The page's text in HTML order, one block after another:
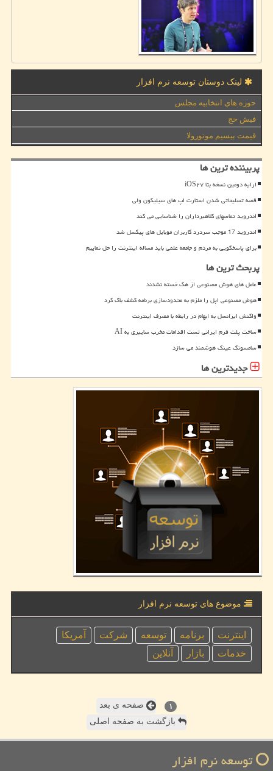
لینک دوستان توسعه نرم افزار
حوزه های انتخابیه مجلس
فیش حج
قیمت بیسیم موتورولا
پربیننده ترین ها
ارایه دومین نسخه بتا iOS۲۷
قصه تسلیحاتی شدن استارت اپ های سیلیکون ولی
اندروید تماسهای کلاهبرداران را شناسایی می کند
اندروید 17 موجب سردرد کاربران موبایل های پیکسل شد
برای پاسخگویی به مردم و جامعه علمی باید مساله اینترنت را حل نماییم
پربحث ترین ها
عامل های هوش مصنوعی از هک خسته نشدند
هوش مصنوعی اپل را ملزم به محدودسازی برنامه کشف باگ کرد
واکنش ایرانسل به ابهام در رابطه با مصرف اینترنت
ساخت پلت فرم ایرانی تست اقدامات مخرب سایبری به AI
سامسونگ عینک هوشمند می سازد
جدیدترین ها
موضوع های توسعه نرم افزار
اینترنت برنامه توسعه شركت
آمریكا
خدمات
بازار آنلاین
۱
صفحه ی بعد
بازگشت به صفحه اصلی
توسعه نرم افزار